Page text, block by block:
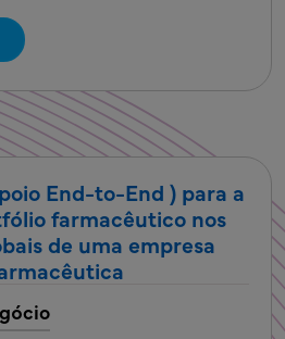
End-to-End ) para a
farmacêutico nos
de uma empresa